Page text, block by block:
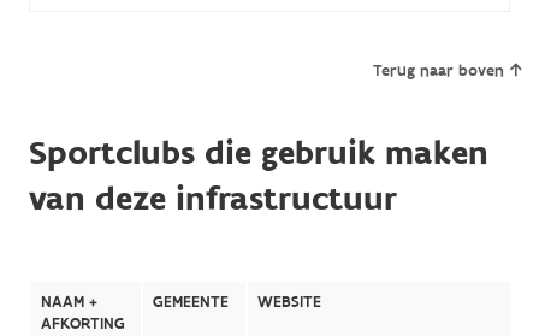
Terug naar boven
Sportclubs die gebruik maken
van deze infrastructuur
NAAM +
AFKORTING
GEMEENTE WEBSITE